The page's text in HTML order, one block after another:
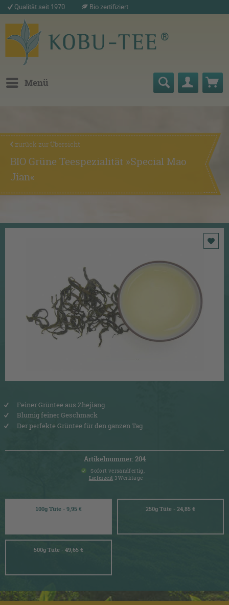
Qualität seit 1970 Bio zertifiziert
Menü
zurück zur Übersicht
BIO Grüne Teespezialität »Special Mao
Jian«
Feiner Grüntee aus Zhejiang
Blumig feiner Geschmack
Der perfekte Grüntee für den ganzen Tag
Artikelnummer: 204
Sofort versandfertig,
Lieferzeit 3 Werktage
100g Tüte - 9,95 € 250g Tüte - 24,85 €
500g Tüte - 49,65 €